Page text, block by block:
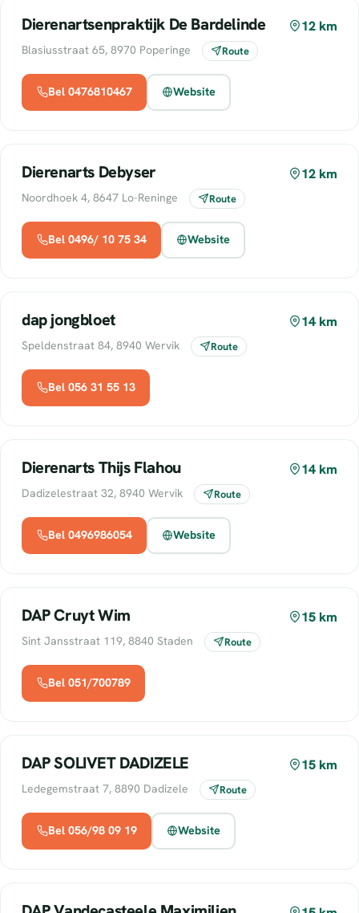
Dierenartsenpraktijk De Bardelinde 12 km
Blasiusstraat 65, 8970 Poperinge Route
Bel 0476810467 Website
Dierenarts Debyser 12 km
Noordhoek 4, 8647 Lo-Reninge Route
Bel 0496/ 10 75 34 Website
dap jongbloet 14 km
Speldenstraat 84, 8940 Wervik Route
Bel 056 31 55 13
Dierenarts Thijs Flahou 14 km
Dadizelestraat 32, 8940 Wervik Route
Bel 0496986054 Website
DAP Cruyt Wim 15 km
Sint Jansstraat 119, 8840 Staden Route
Bel 051/700789
DAP SOLIVET DADIZELE 15 km
Ledegemstraat 7, 8890 Dadizele Route
Bel 056/98 09 19 Website